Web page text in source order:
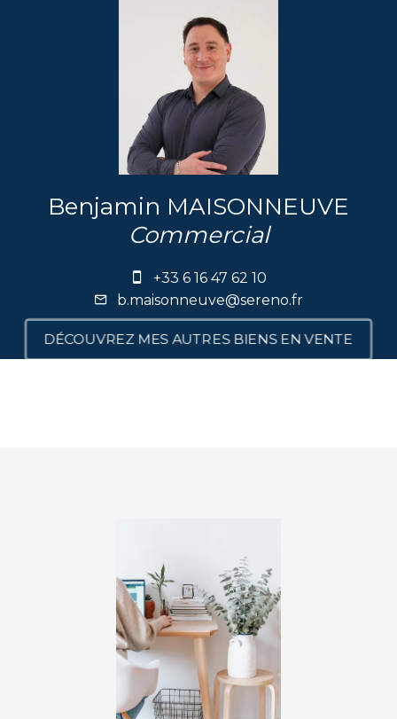
Benjamin MAISONNEUVE
Commercial
+33 6 16 47 62 10
b.maisonneuve@sereno.fr
DÉCOUVREZ MES AUTRES BIENS EN VENTE